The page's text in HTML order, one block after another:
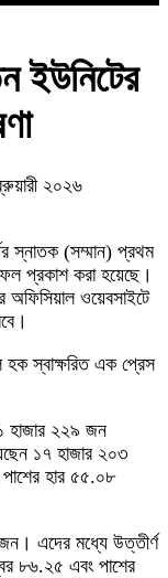
ইউনিটের
২০২৬
স্নাতক (সম্মান) প্রথম
প্রকাশ করা হয়েছে।
অফিসিয়াল ওয়েবসাইটে
হক স্বাক্ষরিত এক প্রেস
হাজার ২২৯ জন
১৭ হাজার ২০৩
হার ৫৫.০৮
জন। এদের মধ্যে উত্তীর্ণ
৮৬.২৫ এবং পাশের